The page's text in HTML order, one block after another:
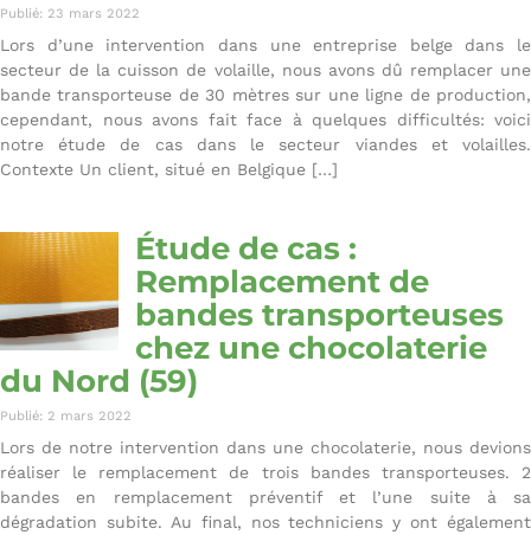
Publié: 23 mars 2022
Lors d’une intervention dans une entreprise belge dans le
secteur de la cuisson de volaille, nous avons dû remplacer une
bande transporteuse de 30 mètres sur une ligne de production,
cependant, nous avons fait face à quelques difficultés: voici
notre étude de cas dans le secteur viandes et volailles.
Contexte Un client, situé en Belgique […]
Étude de cas :
Remplacement de
bandes transporteuses
chez une chocolaterie
du Nord (59)
Publié: 2 mars 2022
Lors de notre intervention dans une chocolaterie, nous devions
réaliser le remplacement de trois bandes transporteuses. 2
bandes en remplacement préventif et l’une suite à sa
dégradation subite. Au final, nos techniciens y ont également